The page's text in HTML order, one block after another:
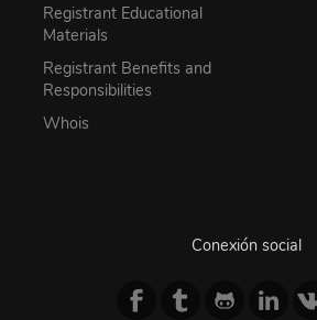
Registrant Educational
Materials
Registrant Benefits and
Responsibilities
Whois
Conexión social